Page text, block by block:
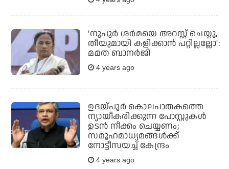
'നുപുര്‍ ശര്‍മയെ അറസ്റ്റ് ചെയ്യൂ,
തീയുമായി കളിക്കാന്‍ പറ്റില്ലല്ലോ':
മമത ബാനര്‍ജി
4 years ago
ഉദയ്പൂര്‍ കൊലപാതകത്തെ
ന്യായീകരിക്കുന്ന പോസ്റ്റുകള്‍
ഉടന്‍ നീക്കം ചെയ്യണം;
സമൂഹമാധ്യമങ്ങള്‍ക്ക്
നോട്ടീസയച്ച് കേന്ദ്രം
4 years ago